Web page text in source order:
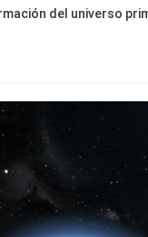
del universo